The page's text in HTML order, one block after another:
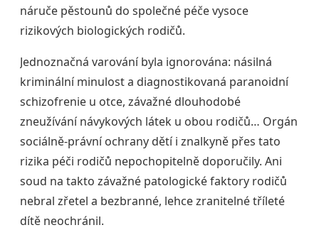
náruče pěstounů do společné péče vysoce
rizikových biologických rodičů.
Jednoznačná varování byla ignorována: násilná
kriminální minulost a diagnostikovaná paranoidní
schizofrenie u otce, závažné dlouhodobé
zneužívání návykových látek u obou rodičů… Orgán
sociálně-právní ochrany dětí i znalkyně přes tato
rizika péči rodičů nepochopitelně doporučily. Ani
soud na takto závažné patologické faktory rodičů
nebral zřetel a bezbranné, lehce zranitelné tříleté
dítě neochránil.